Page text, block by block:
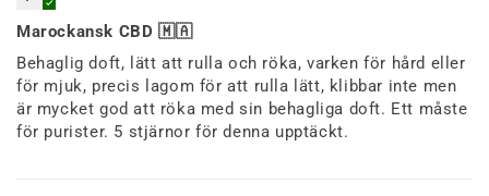
Marockansk CBD 🇲🇦
Behaglig doft, lätt att rulla och röka, varken för hård eller
för mjuk, precis lagom för att rulla lätt, klibbar inte men
är mycket god att röka med sin behagliga doft. Ett måste
för purister. 5 stjärnor för denna upptäckt.